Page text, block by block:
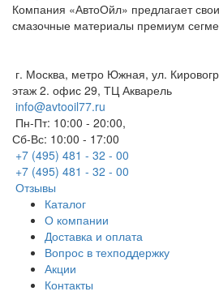
Компания «АвтоОйл» предлагает
смазочные материалы премиум
г. Москва, метро Южная, ул.
этаж 2. офис 29, ТЦ Акварель
info@avtooil77.ru
Пн-Пт: 10:00 - 20:00,
Сб-Вс: 10:00 - 17:00
+7 (495) 481 - 32 - 00
+7 (495) 481 - 32 - 00
Отзывы
Каталог
О компании
Доставка и оплата
Вопрос в техподдержку
Акции
Контакты